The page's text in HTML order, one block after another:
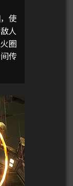
使
人
圈
传